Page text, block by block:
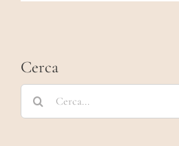
Cerca
Cerca
per: